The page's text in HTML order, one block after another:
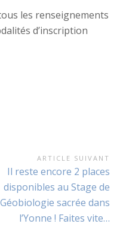
les renseignements
d’inscription
ta
er
ARTICLE SUIVANT
Article
suivant
:
Il reste encore 2 places
disponibles au Stage de
Géobiologie sacrée dans
l’Yonne ! Faites vite…